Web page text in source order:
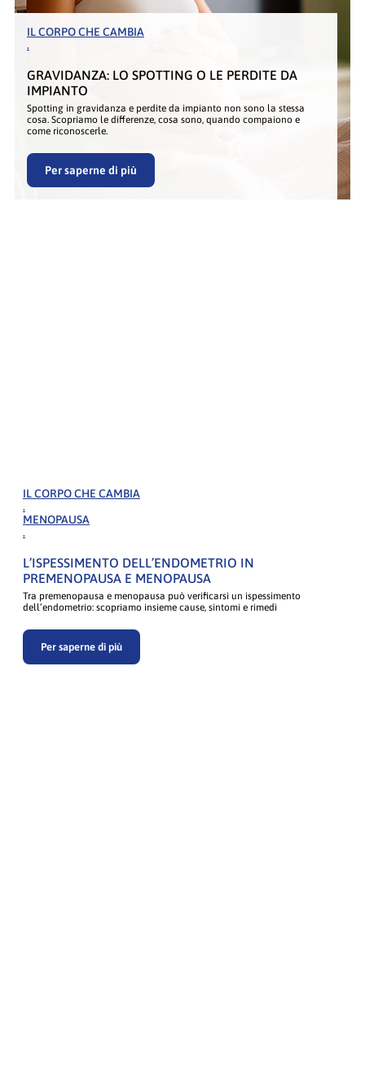
IL CORPO CHE CAMBIA
.
GRAVIDANZA: LO SPOTTING O LE PERDITE DA
IMPIANTO
Spotting in gravidanza e perdite da impianto non sono la stessa
cosa. Scopriamo le differenze, cosa sono, quando compaiono e
come riconoscerle.
Per saperne di più
IL CORPO CHE CAMBIA
.
MENOPAUSA
.
L’ISPESSIMENTO DELL’ENDOMETRIO IN
PREMENOPAUSA E MENOPAUSA
Tra premenopausa e menopausa può verificarsi un ispessimento
dell’endometrio: scopriamo insieme cause, sintomi e rimedi
Per saperne di più